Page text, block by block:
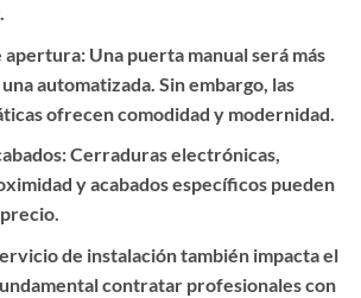
apertura: Una puerta manual será más
automatizada. Sin embargo, las
ofrecen comodidad y modernidad.
: Cerraduras electrónicas,
y acabados específicos pueden
de instalación también impacta el
contratar profesionales con